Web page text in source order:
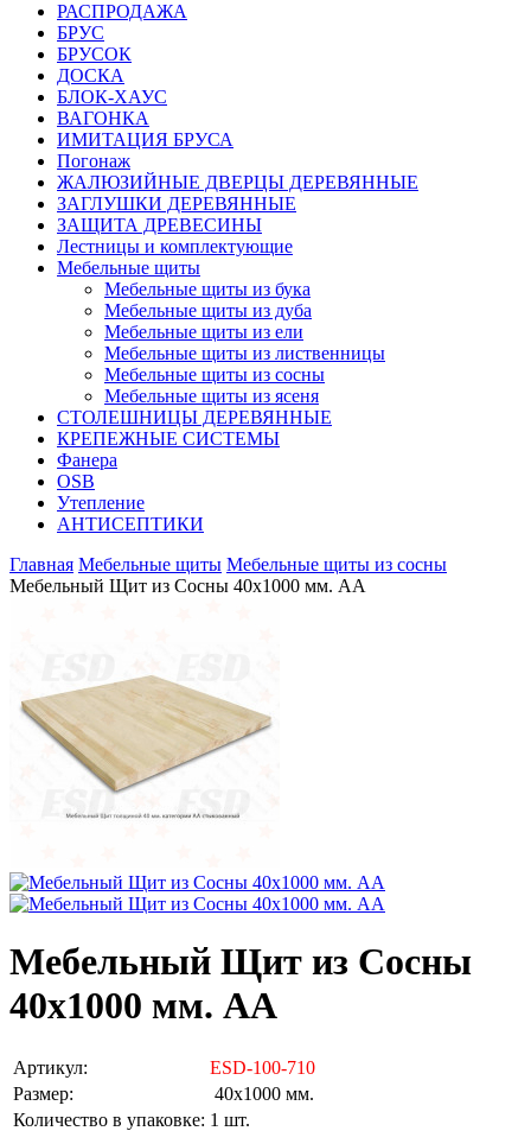
РАСПРОДАЖА
БРУС
БРУСОК
ДОСКА
БЛОК-ХАУС
ВАГОНКА
ИМИТАЦИЯ БРУСА
Погонаж
ЖАЛЮЗИЙНЫЕ ДВЕРЦЫ ДЕРЕВЯННЫЕ
ЗАГЛУШКИ ДЕРЕВЯННЫЕ
ЗАЩИТА ДРЕВЕСИНЫ
Лестницы и комплектующие
Мебельные щиты
Мебельные щиты из бука
Мебельные щиты из дуба
Мебельные щиты из ели
Мебельные щиты из лиственницы
Мебельные щиты из сосны
Мебельные щиты из ясеня
СТОЛЕШНИЦЫ ДЕРЕВЯННЫЕ
КРЕПЕЖНЫЕ СИСТЕМЫ
Фанера
OSB
Утепление
АНТИСЕПТИКИ
Главная Мебельные щиты Мебельные щиты из сосны
Мебельный Щит из Сосны 40х1000 мм. AA
Мебельный Щит из Сосны
40х1000 мм. AA
Артикул:
ESD-100-710
Размер:
40х1000 мм.
Количество в упаковке: 1 шт.